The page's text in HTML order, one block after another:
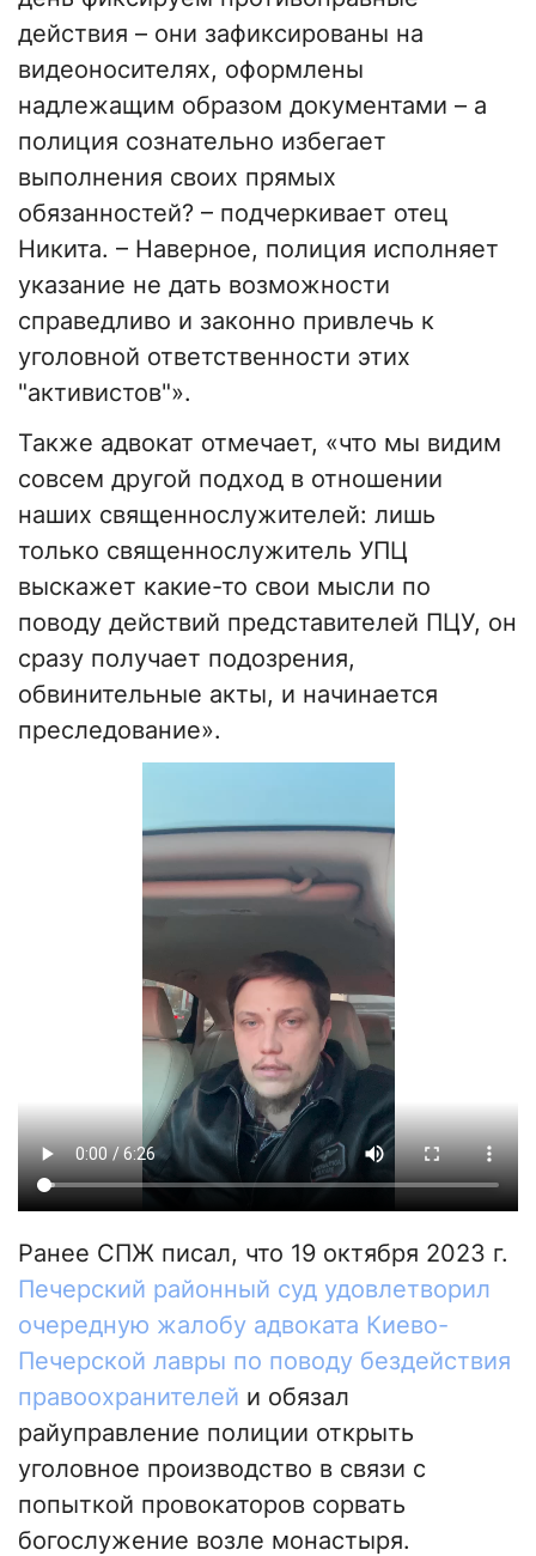
действия – они зафиксированы на
видеоносителях, оформлены
надлежащим образом документами – а
полиция сознательно избегает
выполнения своих прямых
обязанностей? – подчеркивает отец
Никита. – Наверное, полиция исполняет
указание не дать возможности
справедливо и законно привлечь к
уголовной ответственности этих
"активистов"».
Также адвокат отмечает, «что мы видим
совсем другой подход в отношении
наших священнослужителей: лишь
только священнослужитель УПЦ
выскажет какие-то свои мысли по
поводу действий представителей ПЦУ, он
сразу получает подозрения,
обвинительные акты, и начинается
преследование».
Ранее СПЖ писал, что 19 октября 2023 г.
Печерский районный суд удовлетворил
очередную жалобу адвоката Киево-
Печерской лавры по поводу бездействия
правоохранителей и обязал
райуправление полиции открыть
уголовное производство в связи с
попыткой провокаторов сорвать
богослужение возле монастыря.